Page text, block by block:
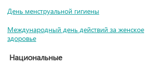
День менструальной гигиены
Международный день действий за женское
здоровье
Национальные